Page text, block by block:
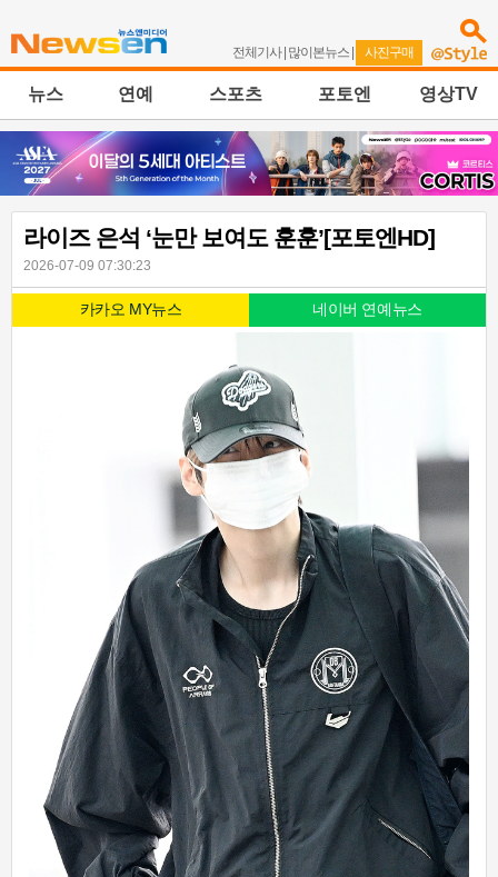
전체기사| 많이본뉴스 | 사진구매
뉴스 연예 스포츠 포토엔 영상TV
라이즈 은석 ‘눈만 보여도 훈훈’[포토엔HD]
2026-07-09 07:30:23
카카오 MY뉴스 네이버 연예뉴스